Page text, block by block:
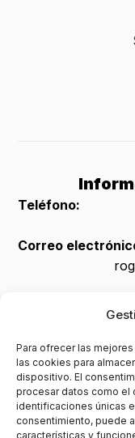
Para ofrecer las
las cookies para
dispositivo. El
procesar datos como el
identificaciones únicas
consentimiento, puede
características y
Teléfono:
Correo